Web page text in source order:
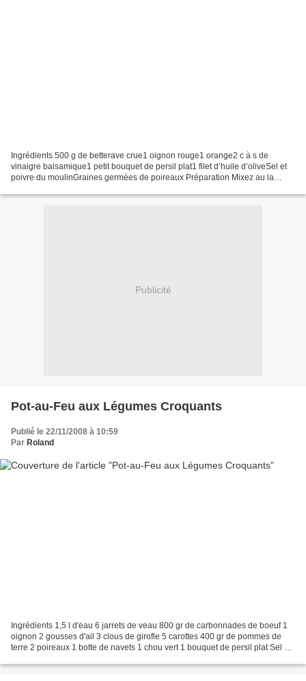
Ingrédients 500 g de betterave crue1 oignon rouge1 orange2 c à s de
vinaigre balsamique1 petit bouquet de persil plat1 filet d’huile d’oliveSel et
poivre du moulinGraines germées de poireaux Préparation Mixez au la
Publicité
Pot-au-Feu aux Légumes Croquants
Publié le 22/11/2008 à 10:59
Par Roland
Ingrédients 1,5 l d'eau 6 jarrets de veau 800 gr de carbonnades de boeuf 1
oignon 2 gousses d'ail 3 clous de girofle 5 carottes 400 gr de pommes de
terre 2 poireaux 1 botte de navets 1 chou vert 1 bouquet de persil plat Sel et